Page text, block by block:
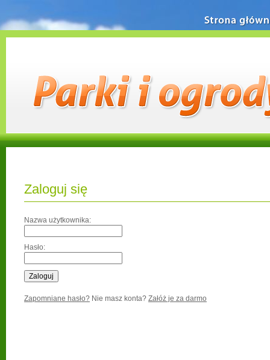
Zaloguj się
Nazwa użytkownika:
Hasło:
Zapomniane hasło? Nie masz konta? Załóż je za darmo
Strona główna